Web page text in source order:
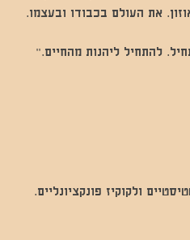
את העולם בכבודו ובעצמו.
להתחיל ליהנות מהחיים."
ולקוקיז פונקציונליים.